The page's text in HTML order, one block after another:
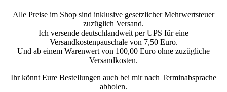
Alle Preise im Shop sind inklusive gesetzlicher Mehrwertsteuer
zuzüglich Versand.
Ich versende deutschlandweit per UPS für eine
Versandkostenpauschale von 7,50 Euro.
Und ab einem Warenwert von 100,00 Euro ohne zuzügliche
Versandkosten.
Ihr könnt Eure Bestellungen auch bei mir nach Terminabsprache
abholen.